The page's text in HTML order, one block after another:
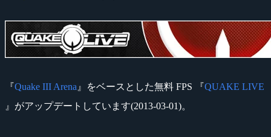
『Quake III Arena 』をベースとした無料 FPS 『QUAKE LIVE
』がアップデートしています(2013-03-01)。